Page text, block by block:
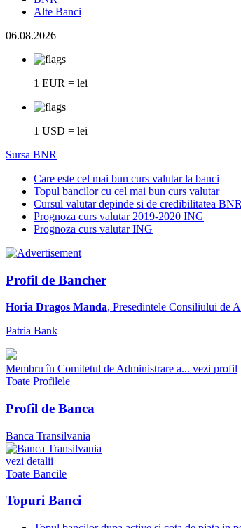
Alte Banci
06.08.2026
1 EUR = lei
1 USD = lei
Sursa BNR
Care este cel mai bun curs valutar la banci
Topul bancilor cu cel mai bun curs valutar
Cursul valutar depinde si de credibilitatea BNR
Prognoza curs valutar 2019-2020 ING
Prognoza curs valutar ING
Profil de Bancher
Horia Dragos Manda, Presedintele Consiliului de
Patria Bank
Membru în Comitetul de Administrare a... vezi profil
Toate Profilele
Profil de Banca
Banca Transilvania
vezi detalii
Toate Bancile
Topuri Banci